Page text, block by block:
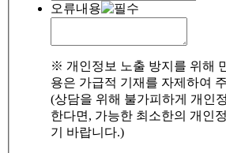
오류내용
※ 개인정보 노출 방지를 위해
용은 가급적 기재를 자제하여
(상담을 위해 불가피하게 개인
한다면, 가능한 최소한의 개인
기 바랍니다.)